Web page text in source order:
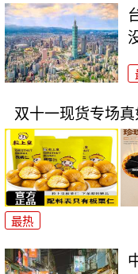
双十一现货专场真
最热